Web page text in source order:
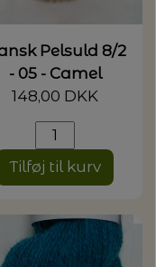
Pelsuld 8/2
- 05 - Camel
148,00 DKK
Tilføj til kurv